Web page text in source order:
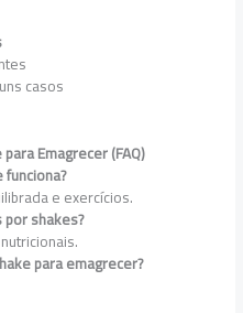
casos
Emagrecer (FAQ)
e exercícios.
shakes?
para emagrecer?